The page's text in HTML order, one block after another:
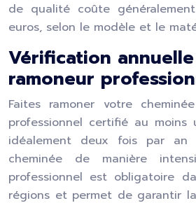
de qualité coûte
euros, selon le modèle et le
Vérification
ramoneur
Faites ramoner votre
professionnel certifié au
idéalement deux fois par an
cheminée de manière
professionnel est obligatoire
régions et permet de garantir